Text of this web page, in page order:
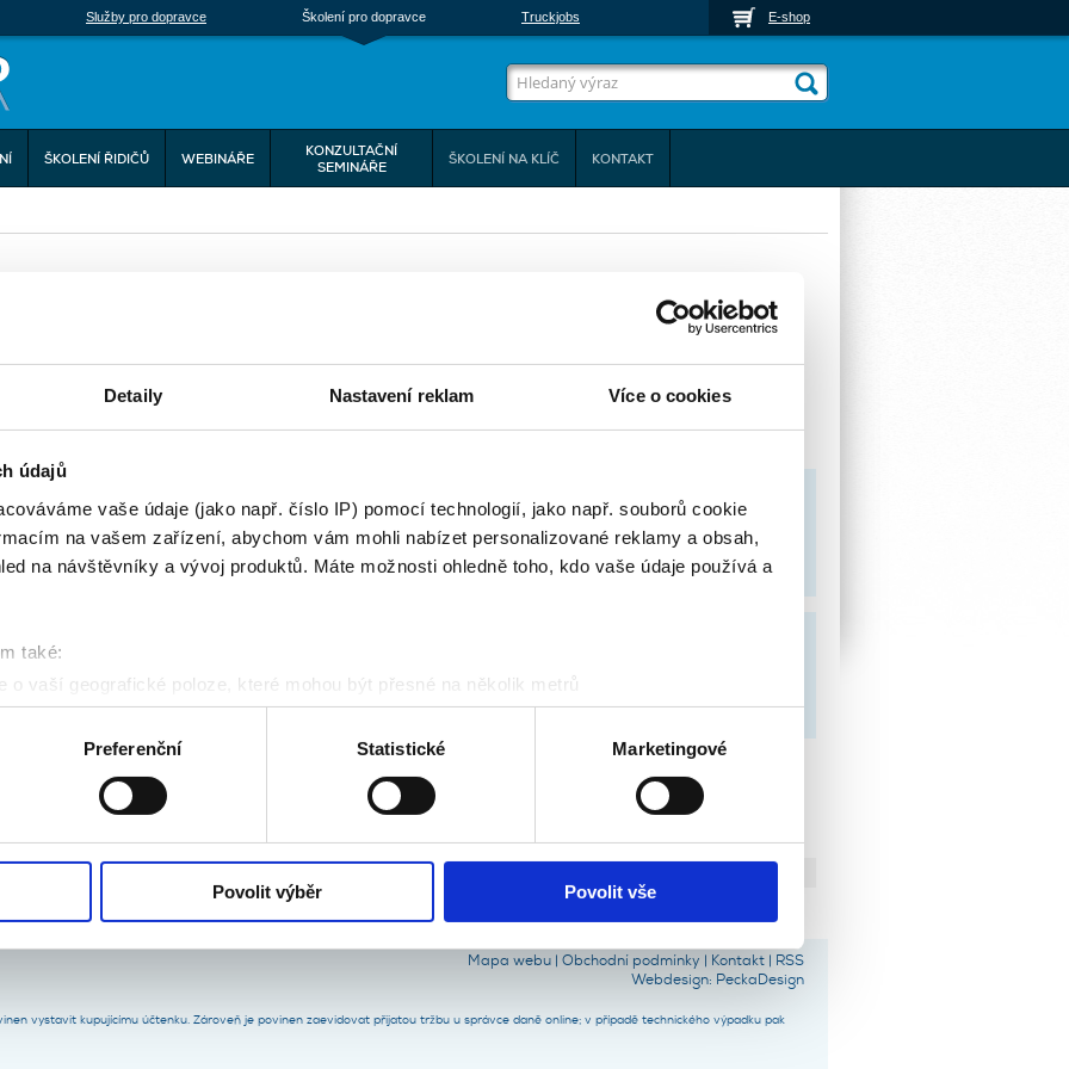
Detaily Nastavení reklam Více o cookies
údajů
vaše údaje (jako např. číslo IP) pomocí technologií, jako např. souborů cookie
na vašem zařízení, abychom vám mohli nabízet personalizované reklamy a obsah,
na návštěvníky a vývoj produktů. Máte možnosti ohledně toho, kdo vaše údaje používá a
také:
o vaší geografické poloze, které mohou být přesné na několik metrů
pomocí aktivního skenování pro konkrétní charakteristiky (otisk prstu)
vaše osobní údaje, a nastavte si předvolby v
části s podrobnostmi. Svůj souhlas
s dalšími informacemi, které jste jim poskytli nebo které získali v důsledku toho, že
Preferenční Statistické Marketingové
Povolit výběr Povolit vše
trvá 5 hodin)
ŠKOLENÍ ŘIDIČŮ WEBINÁŘE
KONZULTAČNÍ
SEMINÁŘE
ŠKOLENÍ NA KLÍČ KONTAKT
Mapa webu | Obchodní podmínky | Kontakt | RSS
Webdesign: PeckaDesign
vystavit kupujícímu účtenku. Zároveň je povinen zaevidovat přijatou tržbu u správce daně online; v případě technického výpadku pak
Služby pro dopravce Školení pro dopravce Truckjobs E-shop